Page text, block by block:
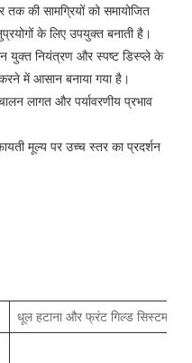
की सामग्रियों को समायोजित
के लिए उपयुक्त बनाती है।
युक्त नियंत्रण और स्पष्ट डिस्प्ले के
में आसान बनाया गया है।
लागत और पर्यावरणीय प्रभाव
मूल्य पर उच्च स्तर का प्रदर्शन
धूल हटाना और फ्रंट गिल्ड सिस्टम